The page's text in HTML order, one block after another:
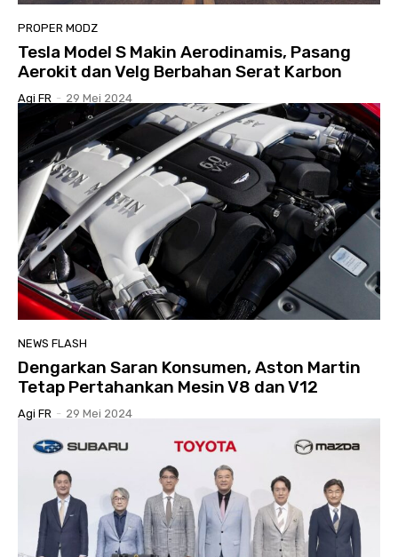
PROPER MODZ
Tesla Model S Makin Aerodinamis, Pasang
Aerokit dan Velg Berbahan Serat Karbon
Agi FR - 29 Mei 2024
NEWS FLASH
Dengarkan Saran Konsumen, Aston Martin
Tetap Pertahankan Mesin V8 dan V12
Agi FR - 29 Mei 2024